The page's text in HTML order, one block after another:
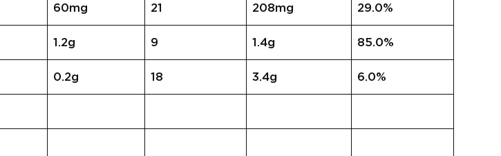
60mg 21 208mg 29.0%
1.2g 9 1.4g 85.0%
0.2g 18 3.4g 6.0%